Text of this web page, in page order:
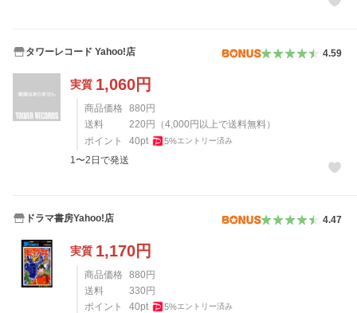
タワーレコード Yahoo!店 4.59
実質 1,060円
商品価格 880 円
送料
220 円 （4,000 円以上で送料無料）
ポイント
40pt 5%エントリー済み
1〜2日で発送
ドラマ書房Yahoo!店 4.47
実質 1,170円
商品価格 880 円
送料
330 円
ポイント
40pt 5%エントリー済み